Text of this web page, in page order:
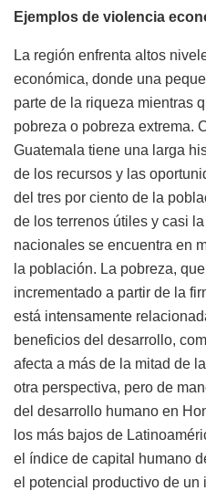
Ejemplos de violencia
La región enfrenta altos
económica, donde una
parte de la riqueza mientras
pobreza o pobreza extrema.
Guatemala tiene una larga
de los recursos y las
del tres por ciento de la
de los terrenos útiles y casi
nacionales se encuentra en
la población. La pobreza,
incrementado a partir de la
está intensamente
beneficios del desarrollo,
afecta a más de la mitad de
otra perspectiva, pero de
del desarrollo humano en
los más bajos de
el índice de capital humano
el potencial productivo de